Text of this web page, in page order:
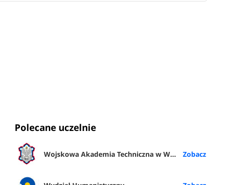
Polecane uczelnie
Wojskowa Akademia Techniczna w Warszawie